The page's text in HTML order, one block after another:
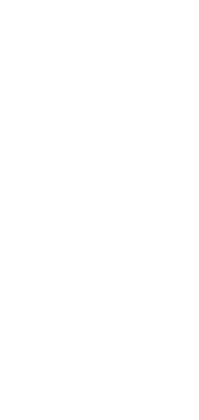
Priangan Timur